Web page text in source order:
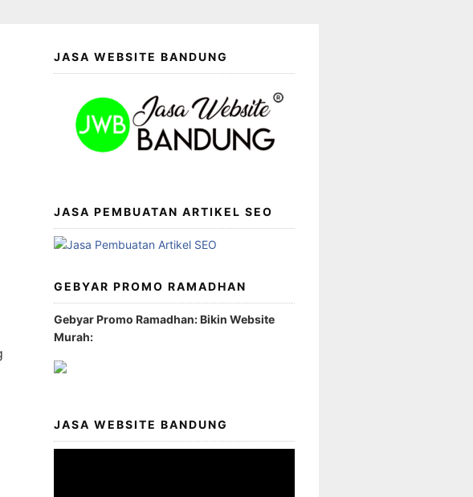
JASA WEBSITE BANDUNG
JASA PEMBUATAN ARTIKEL SEO
GEBYAR PROMO RAMADHAN
Gebyar Promo Ramadhan: Bikin Website
Murah:
JASA WEBSITE BANDUNG